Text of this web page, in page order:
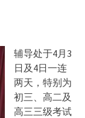
辅导处于4月3
日及4日一连
两天，特别为
初三、高二及
高三三级考试